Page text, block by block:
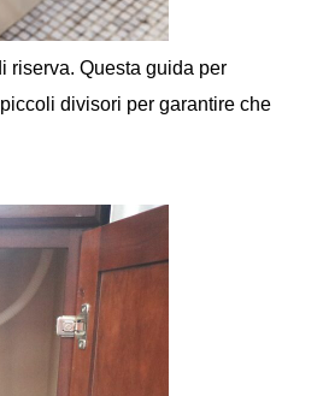
riserva. Questa guida per
divisori per garantire che